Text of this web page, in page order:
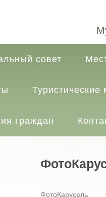
совет
граждан
ФотоКарусель